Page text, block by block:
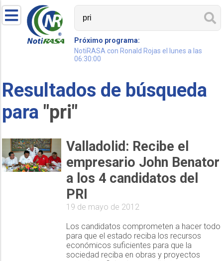
Próximo programa:
NotiRASA con Ronald Rojas el lunes a las
06:30:00
Resultados de búsqueda
para "pri"
Valladolid: Recibe el
empresario John Benator
a los 4 candidatos del
PRI
19 de mayo de 2012
Los candidatos comprometen a hacer todo
para que el estado reciba los recursos
económicos suficientes para que la
sociedad reciba en obras y proyectos